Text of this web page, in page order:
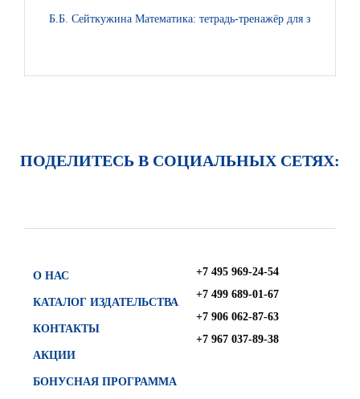
Б.Б. Сейткужина Математика: тетрадь-тренажёр для
ПОДЕЛИТЕСЬ В СОЦИАЛЬНЫХ СЕТЯХ:
О НАС
КАТАЛОГ ИЗДАТЕЛЬСТВА
КОНТАКТЫ
АКЦИИ
БОНУСНАЯ ПРОГРАММА
+7 495 969-24-54
+7 499 689-01-67
+7 906 062-87-63
+7 967 037-89-38